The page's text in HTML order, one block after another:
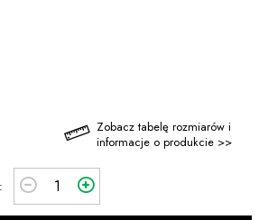
Zobacz tabelę rozmiarów i
informacje o produkcie >>